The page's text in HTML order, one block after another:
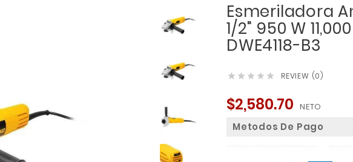
Esmeriladora
1/2" 950 W
DWE4118-B3
     REVIEW (0)
$2,580.70 NETO
Metodos De Pago